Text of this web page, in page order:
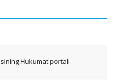
Hukumat portali